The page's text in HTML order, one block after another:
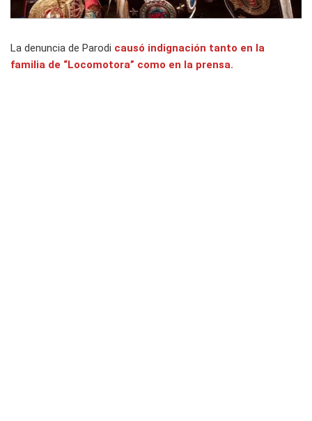
La denuncia de Parodi causó indignación tanto en la
familia de “Locomotora” como en la prensa.